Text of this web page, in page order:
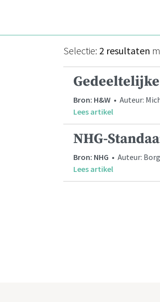
Selectie: 2 resultaten
Bron: H&W • Auteur:
Lees artikel
NHG-
Bron: NHG • Auteur:
Lees artikel